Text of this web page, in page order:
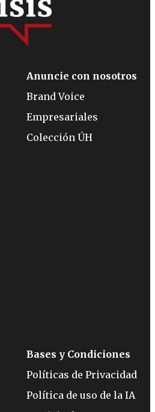
Anuncie con nosotros
Brand Voice
Empresariales
Colección ÚH
Bases y Condiciones
Políticas de Privacidad
Política de uso de la IA